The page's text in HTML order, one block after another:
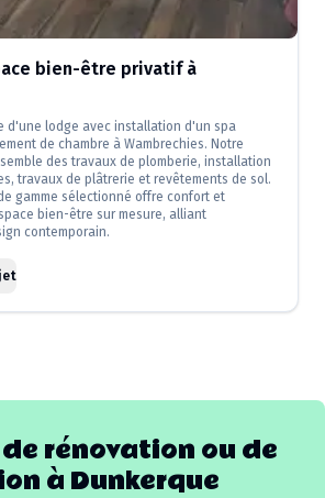
bien-être privatif à
d'une lodge avec installation d'un spa
de chambre à Wambrechies. Notre
des travaux de plomberie, installation
travaux de plâtrerie et revêtements de sol.
gamme sélectionné offre confort et
bien-être sur mesure, alliant
contemporain.
rénovation ou de
à Dunkerque